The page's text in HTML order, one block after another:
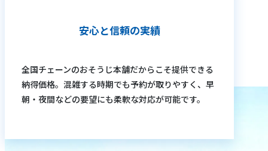
安心と信頼の実績
全国チェーンのおそうじ本舗だからこそ提供できる
納得価格。混雑する時期でも予約が取りやすく、早
朝・夜間などの要望にも柔軟な対応が可能です。